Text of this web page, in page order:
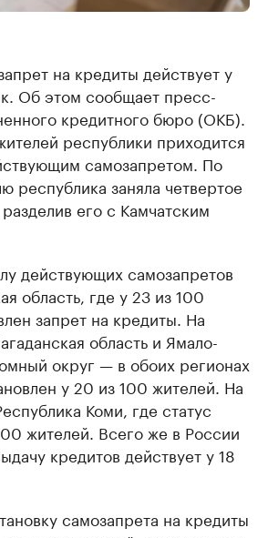
на кредиты действует у
Об этом сообщает пресс-
кредитного бюро (ОКБ).
республики приходится
самозапретом. По
республика заняла четвертое
его с Камчатским
действующих самозапретов
область, где у 23 из 100
запрет на кредиты. На
область и Ямало-
округ — в обоих регионах
у 20 из 100 жителей. На
Коми, где статус
жителей. Всего же в России
кредитов действует у 18
самозапрета на кредиты